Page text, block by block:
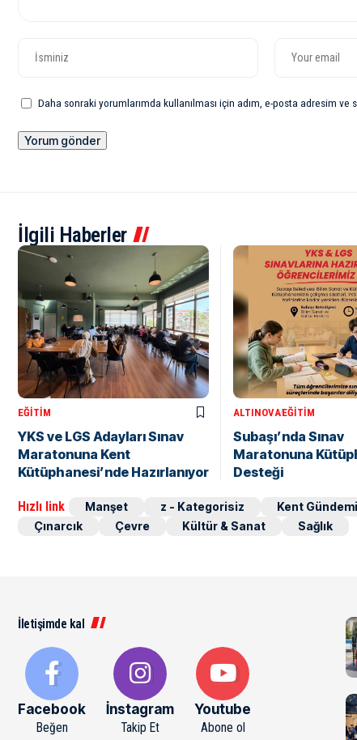
Daha sonraki yorumlarımda kullanılması için adım, e-posta adresim ve
İlgili Haberler
EĞITIM
YKS ve LGS Adayları Sınav
Maratonuna Kent
Kütüphanesi’nde Hazırlanıyor
ALTINOVAEĞITIM
Subaşı’nda Sınav
Maratonuna
Desteği
Hızlı link Manşet z - Kategorisiz Kent Gündemi
Çınarcık
Çevre Kültür & Sanat Sağlık
İletişimde kal
Facebook
Beğen
İnstagram
Takip Et
Youtube
Abone ol